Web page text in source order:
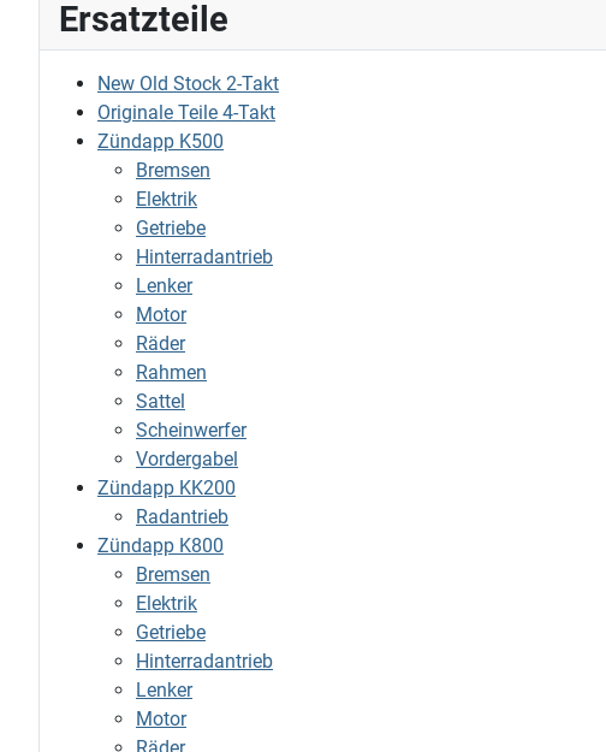
Ersatzteile
New Old Stock 2-Takt
Originale Teile 4-Takt
Zündapp K500
Bremsen
Elektrik
Getriebe
Hinterradantrieb
Lenker
Motor
Räder
Rahmen
Sattel
Scheinwerfer
Vordergabel
Zündapp KK200
Radantrieb
Zündapp K800
Bremsen
Elektrik
Getriebe
Hinterradantrieb
Lenker
Motor